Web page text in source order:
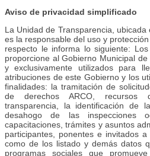
Aviso de privacidad simplificado
La Unidad de Transparencia, ubicada
es la responsable del uso y
respecto le informa lo siguiente:
proporcione al Gobierno Municipal
y exclusivamente utilizados para
atribuciones de este Gobierno y los
finalidades: la tramitación de
de derechos ARCO, recursos
transparencia, la identificación de
desahogo de las inspecciones
capacitaciones, trámites y asuntos
participantes, ponentes e invitados
como de los listado y demás datos
programas sociales que